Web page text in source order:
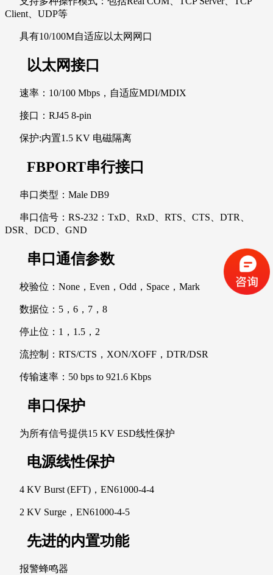
Client、UDP等
具有10/100M自适应以太网网口
以太网接口
速率：10/100 Mbps，自适应MDI/MDIX
接口：RJ45 8-pin
保护:内置1.5 KV 电磁隔离
FBPORT串行接口
串口类型：Male DB9
串口信号：RS-232：TxD、RxD、RTS、CTS、DTR、
DSR、DCD、GND
串口通信参数
校验位：None，Even，Odd，Space，Mark
数据位：5，6，7，8
停止位：1，1.5，2
流控制：RTS/CTS，XON/XOFF，DTR/DSR
传输速率：50 bps to 921.6 Kbps
串口保护
为所有信号提供15 KV ESD线性保护
电源线性保护
4 KV Burst (EFT)，EN61000-4-4
2 KV Surge，EN61000-4-5
先进的内置功能
报警蜂鸣器